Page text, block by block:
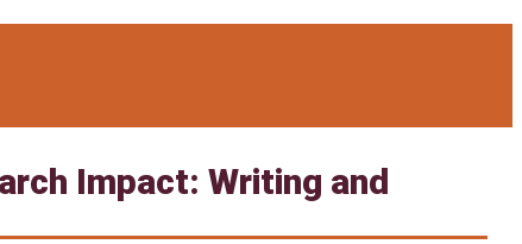
Impact: Writing and